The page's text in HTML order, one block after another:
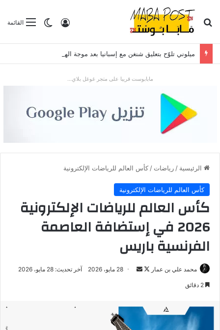
القائمةالوضع
تسجيل الدخول بحث عن
ميلوني تلوّح بتعليق شنغن مع إسبانيا بعد موجة الهجرة في سبتة
مابابوست قريبا على متجر غوغل بلاي...
الرئيسية / رياضات / كأس العالم للرياضات الإلكترونية
كأس العالم للرياضات الإلكترونية
كأس العالم للرياضات الإلكترونية
2026 في إستضافة العاصمة
الفرنسية باريس
محمد علي بن عمار
تابعأرسل 28 مايو، 2026 آخر تحديث: 28 مايو، 2026